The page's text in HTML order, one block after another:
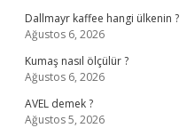
Dallmayr kaffee hangi ülkenin ?
Ağustos 6, 2026
Kumaş nasıl ölçülür ?
Ağustos 6, 2026
AVEL demek ?
Ağustos 5, 2026